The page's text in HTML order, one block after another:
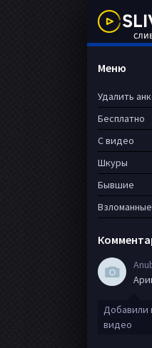
Меню
Удалить
Бесплатно
С видео
Шкуры
Бывшие
Взломанные
Добавили
видео